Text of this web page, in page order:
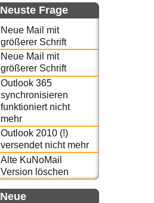
Neuste Frage
Neue Mail mit
größerer Schrift
Neue Mail mit
größerer Schrift
Outlook 365
synchronisieren
funktioniert nicht
mehr
Outlook 2010 (!)
versendet nicht mehr
Alte KuNoMail
Version löschen
Neue